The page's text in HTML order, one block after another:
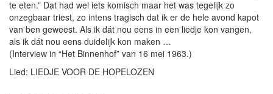
te eten.” Dat had wel iets komisch maar het was tegelijk zo
onzegbaar triest, zo intens tragisch dat ik er de hele avond kapot
van ben geweest. Als ik dát nou eens in een liedje kon vangen,
als ik dát nou eens duidelijk kon maken …
(Interview in “Het Binnenhof” van 16 mei 1963.)
Lied: LIEDJE VOOR DE HOPELOZEN